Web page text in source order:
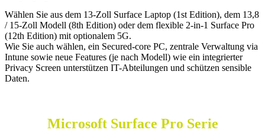
Wählen Sie aus dem 13-Zoll Surface Laptop (1st Edition), dem 13,8
/ 15-Zoll Modell (8th Edition) oder dem flexible 2‑in‑1 Surface Pro
(12th Edition) mit optionalem 5G.
Wie Sie auch wählen, ein Secured-core PC, zentrale Verwaltung via
Intune sowie neue Features (je nach Modell) wie ein integrierter
Privacy Screen unterstützen IT-Abteilungen und schützen sensible
Daten.
Microsoft Surface Pro Serie